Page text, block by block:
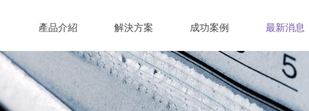
產品介紹 解決方案 成功案例 最新消息